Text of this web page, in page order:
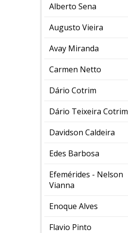
Alberto Sena
Augusto Vieira
Avay Miranda
Carmen Netto
Dário Cotrim
Dário Teixeira Cotrim
Davidson Caldeira
Edes Barbosa
Efemérides - Nelson
Vianna
Enoque Alves
Flavio Pinto